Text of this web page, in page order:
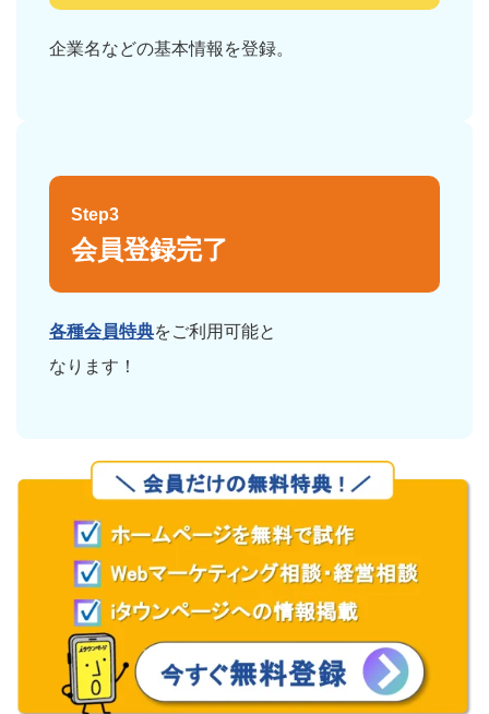
企業名などの基本情報を登録。
Step3
会員登録完了
各種会員特典をご利用可能と
なります！